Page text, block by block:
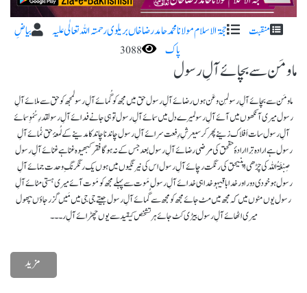
منقبت حجۃ الاسلام مولانا محمد حامد رضا خاں بریلوی رحمتہ اللہ تعا لٰی علیہ
بیاضِ
پاک
3088
ما و مَن سے بچائے آلِ رسول
ما و مَن سے بچائے آلِ رسولمِن و عَن ہوں رضائے آلِ رسول حق میں مجھ کو گُمائے آلِ رسولمجھ کو حق سے ملائے آلِ
رسول میری آنکھوں میں آئے آلِ رسولمیرے دل میں سمائے آلِ رسول تو ہی جانے فدائے آلِ رسولقدرِ سُمْوِ سمائے
آلِ رسول سات اَفلاک زینے پھر کرسیعرشِ رِفعت سرائے آلِ رسول چاندنا چاند کا مدینے کےلُمعۂ حق نُمائے آلِ
رسول ہے ارادہ تِرا ارادۂ حقحق کی مرضی رضائے آلِ رسول بعد جس کے نہ ہوگا فقر کبھیوہ غنا ہے غنائے آلِ رسول
صِبْغَۃُاللہ کی چڑھی اپنیحق کی رنگت رچائے آلِ رسول اس کی نیرنگیوں میں ہوں یک رنگرنگِ وحدت جمائے آلِ
رسول ہو خودی دور اور خدا باقیہو خدا ہی خدائے آلِ رسول مَوت سے پہلے مجھ کو مَوت آئےمیری ہستی مٹائے آلِ
رسول یوں مٹوں میں کہ مجھ میں مٹ جائےمجھ کو مجھ سے گُمائے آلِ رسول جیتے جی جی میں مَیں گزر جاؤںپھول
میری اٹھائے آلِ رسول بیڑی کٹ جائے ہر تشخص کیقید سے یوں چھڑائے آلِ ر۔۔۔
مزید